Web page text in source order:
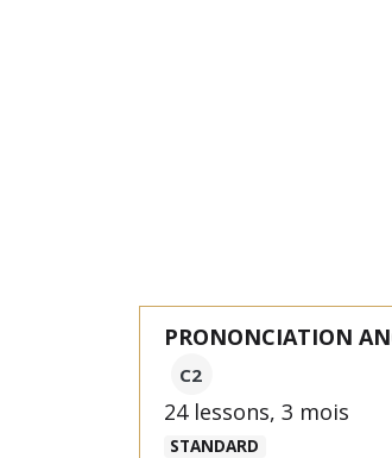
PRONONCIATION
C2
24 lessons, 3 mois
STANDARD